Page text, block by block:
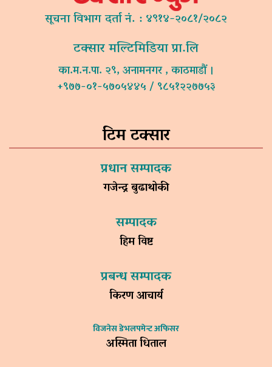
सूचना विभाग दर्ता नं. : ४९१४-२०८१/२०८२
टक्सार मल्टिमिडिया प्रा.लि
का.म.न.पा. २९, अनामनगर , काठमाडौं ।
+९७७-०१-५७०५४४५ / ९८५१२२७७५३
टिम टक्सार
प्रधान सम्पादक
गजेन्द्र बुढाथोकी
सम्पादक
हिम विष्ट
प्रबन्ध सम्पादक
किरण आचार्य
विजनेस डेभलपमेन्ट अफिसर
अस्मिता धिताल